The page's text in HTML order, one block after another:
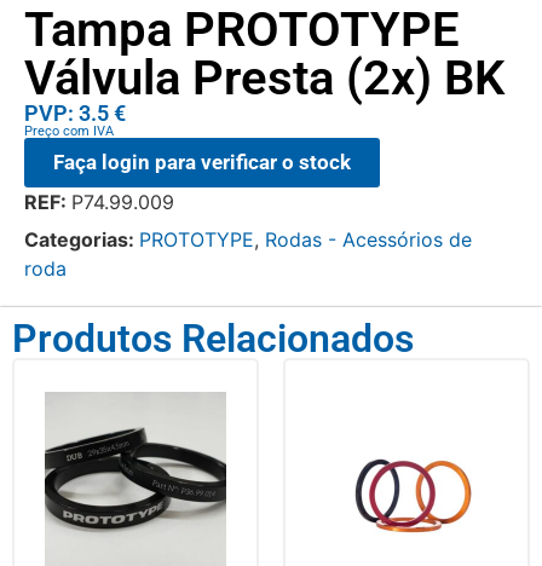
Tampa PROTOTYPE
Válvula Presta (2x) BK
PVP: 3.5 €
Preço com IVA
Faça login para verificar o stock
REF: P74.99.009
Categorias: PROTOTYPE, Rodas - Acessórios de
roda
Produtos Relacionados